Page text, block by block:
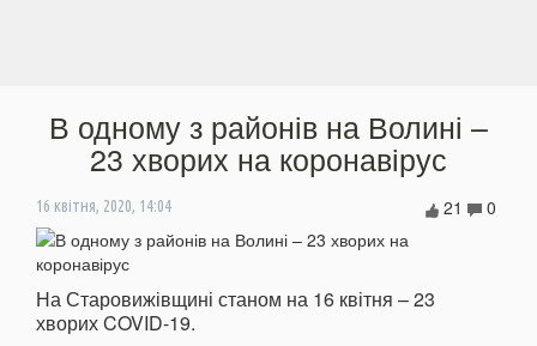
В одному з районів на Волині –
23 хворих на коронавірус
16 квітня, 2020, 14:04 0
21
На Старовижівщині станом на 16 квітня – 23
хворих COVID-19.